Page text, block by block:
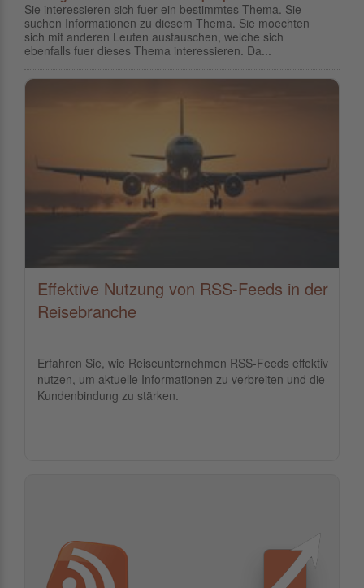
Sie interessieren sich fuer ein bestimmtes Thema. Sie
suchen Informationen zu diesem Thema. Sie moechten
sich mit anderen Leuten austauschen, welche sich
ebenfalls fuer dieses Thema interessieren. Da...
Effektive Nutzung von RSS-Feeds in der
Reisebranche
Erfahren Sie, wie Reiseunternehmen RSS-Feeds effektiv
nutzen, um aktuelle Informationen zu verbreiten und die
Kundenbindung zu stärken.